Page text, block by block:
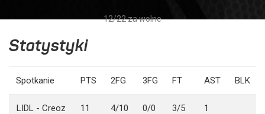
12/22 za wolne
Statystyki
Spotkanie PTS 2FG 3FG FT AST BLK
LIDL - Creoz
11 4/10 0/0 3/5 1